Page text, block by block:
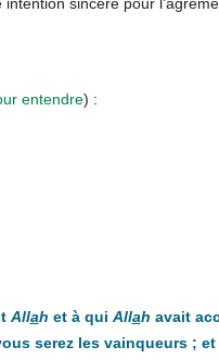
entendre) :
Allah et à qui Allah avait
serez les vainqueurs ;